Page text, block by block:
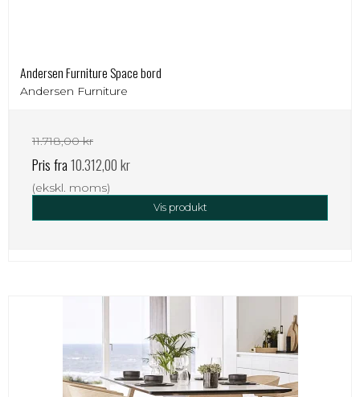
Andersen Furniture Space bord
Andersen Furniture
11.718,00 kr
Pris fra10.312,00 kr
(ekskl. moms)
Vis produkt